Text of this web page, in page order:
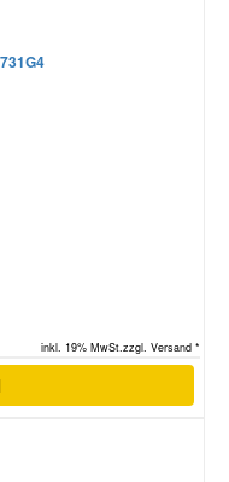
inkl. 19% MwSt.zzgl. Versand *